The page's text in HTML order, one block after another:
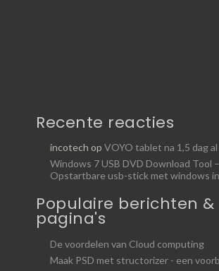
Recente reacties
incotech op VOYO tablet na 1,5 dag
Windows 7 USB DVD Download Tool
Opstartbare usb-stick met windows
Populaire berichten &
pagina's
De voordelen van Cloud computing
Maak PSD met structorizer - een